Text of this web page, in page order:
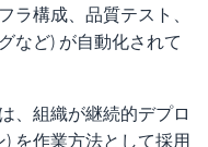
ラ構成、品質テスト、
など) が自動化されて
、組織が継続的デプロ
を作業方法として採用